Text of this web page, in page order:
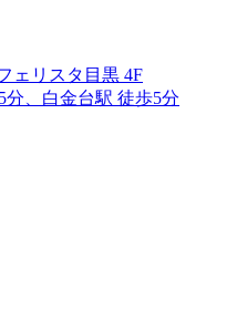
ェリスタ目黒 4F
分、白金台駅 徒歩5分